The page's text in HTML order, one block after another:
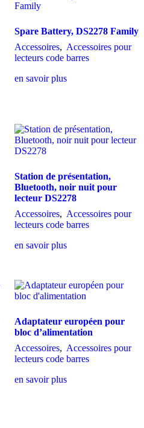
Spare Battery, DS2278 Family
Accessoires, Accessoires pour
lecteurs code barres
en savoir plus
Station de présentation,
Bluetooth, noir nuit pour
lecteur DS2278
Accessoires, Accessoires pour
lecteurs code barres
en savoir plus
Adaptateur européen pour
bloc d’alimentation
Accessoires, Accessoires pour
lecteurs code barres
en savoir plus